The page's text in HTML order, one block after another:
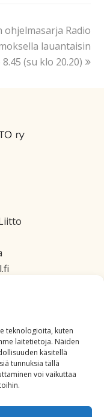
teknologioita, kuten
laitetietoja. Näiden
käsitellä
tunnuksia tällä
voi vaikuttaa
ohjelmasarja Radio
lauantaisin
(su klo 20.20)